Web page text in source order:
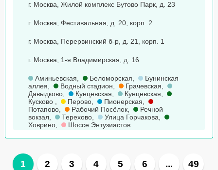
г. Москва, Жилой комплекс Бутово Парк, д. 23
г. Москва, Фестивальная, д. 20, корп. 2
г. Москва, Перервинский б-р, д. 21, корп. 1
г. Москва, 1-я Владимирская, д. 16
Аминьевская, Беломорская,
Бунинская
аллея, Водный стадион, Грачевская,
Давыдково, Кунцевская, Кунцевская,
Кусково , Перово, Пионерская,
Потапово, Рабочий Посёлок,
Речной
вокзал, Терехово, Улица Горчакова,
Ховрино, Шоссе Энтузиастов
1 2 3 4 5 6 ... 49